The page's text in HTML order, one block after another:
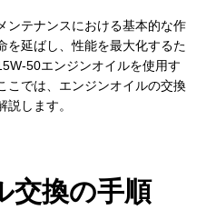
ンテナンスにおける基本的な作
を延ばし、性能を最大化するた
50エンジンオイルを使用す
こでは、エンジンオイルの交換
します。
交換の手順